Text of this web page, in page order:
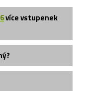
více vstupenek